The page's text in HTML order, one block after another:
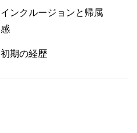
インクルージョンと帰属
感
初期の経歴